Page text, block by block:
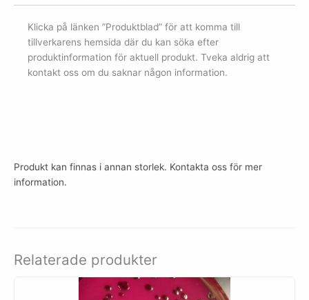
Klicka på länken ”Produktblad” för att komma till
tillverkarens hemsida där du kan söka efter
produktinformation för aktuell produkt. Tveka aldrig att
kontakt oss om du saknar någon information.
Produkt kan finnas i annan storlek. Kontakta oss för mer
information.
Relaterade produkter